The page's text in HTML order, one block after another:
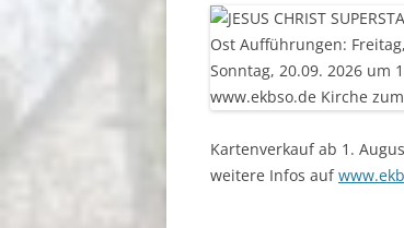
Kartenverkauf ab 1.
weitere Infos auf